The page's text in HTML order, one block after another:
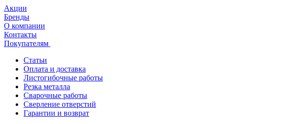
Акции
Бренды
О компании
Контакты
Покупателям
Статьи
Оплата и доставка
Листогибочные работы
Резка металла
Сварочные работы
Сверление отверстий
Гарантии и возврат